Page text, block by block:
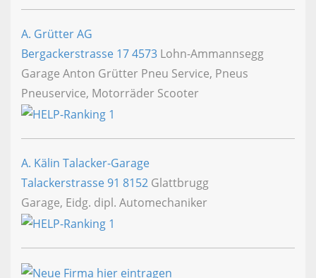
A. Grütter AG
Bergackerstrasse 174573 Lohn-Ammannsegg
Garage Anton Grütter Pneu Service, Pneus
Pneuservice, Motorräder Scooter
A. Kälin Talacker-Garage
Talackerstrasse 91 8152 Glattbrugg
Garage, Eidg. dipl. Automechaniker